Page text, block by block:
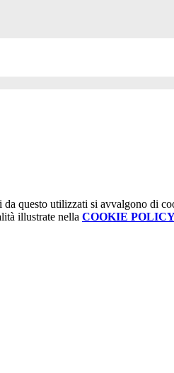
questo utilizzati si avvalgono di
illustrate nella COOKIE